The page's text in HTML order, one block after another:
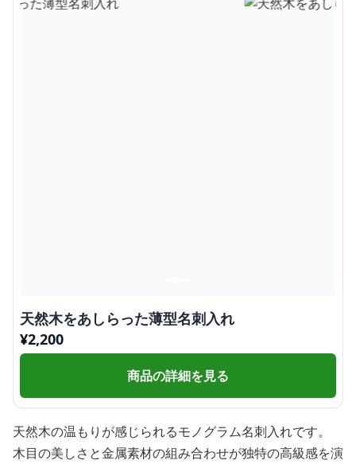
天然木をあしらった薄型名刺入れ
¥2,200
商品の詳細を見る
天然木の温もりが感じられるモノグラム名刺入れです。
木目の美しさと金属素材の組み合わせが独特の高級感を演